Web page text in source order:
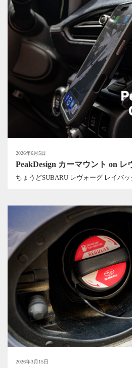
2026年6月5日
PeakDesign カーマウント on レ
ちょうどSUBARU レヴォーグ レイバ
2026年3月15日